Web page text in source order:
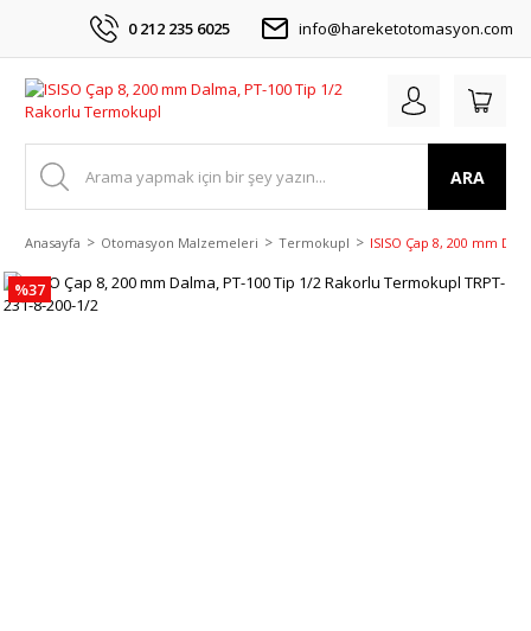
0 212 235 6025 info@hareketotomasyon.com
ARA
Anasayfa Otomasyon Malzemeleri Termokupl ISISO Çap 8, 200 mm
%37